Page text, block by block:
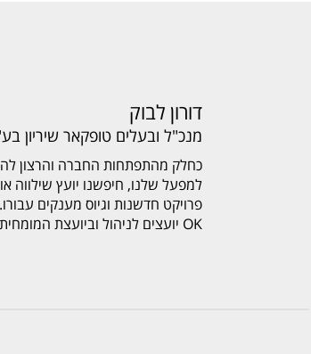
דורון לבוק
מנכ"ל ובעלים טופקאר שיריון
כחלק מהתפתחות החברה והרצון
למפעל שלנו, חיפשנו יועץ שילווה
פרויקט חדשנות וגיוס מענקים
OK יועצים לניהול וביועצת המומחית…